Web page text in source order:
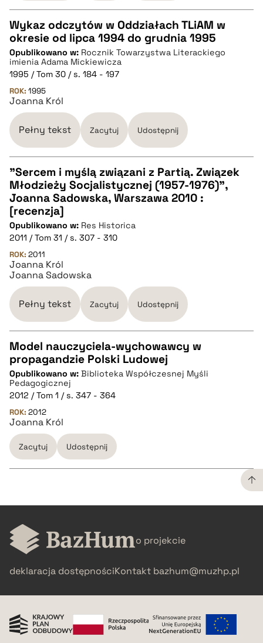
CZYSTY TEKST
pobierz cytat
BIBTEX
pobierz cytat
Wykaz odczytów w Oddziałach TLiAM w
okresie od lipca 1994 do grudnia 1995
Opublikowano w: Rocznik Towarzystwa Literackiego
imienia Adama Mickiewicza
1995 / Tom 30 / s. 184 - 197
ROK: 1995
Joanna Król
Pełny tekst Zacytuj Udostępnij
CZYSTY TEKST
pobierz cytat
BIBTEX
pobierz cytat
"Sercem i myślą związani z Partią. Związek
Młodzieży Socjalistycznej (1957-1976)",
Joanna Sadowska, Warszawa 2010 :
[recenzja]
Opublikowano w: Res Historica
2011 / Tom 31 / s. 307 - 310
ROK: 2011
Joanna Król
Joanna Sadowska
Pełny tekst Zacytuj Udostępnij
CZYSTY TEKST
pobierz cytat
BIBTEX
pobierz cytat
Model nauczyciela-wychowawcy w
propagandzie Polski Ludowej
Opublikowano w: Biblioteka Współczesnej Myśli
Pedagogicznej
2012 / Tom 1 / s. 347 - 364
ROK: 2012
Joanna Król
Zacytuj Udostępnij
CZYSTY TEKST
pobierz cytat
BIBTEX
o projekcie
deklaracja dostępnościKontakt bazhum@muzhp.pl